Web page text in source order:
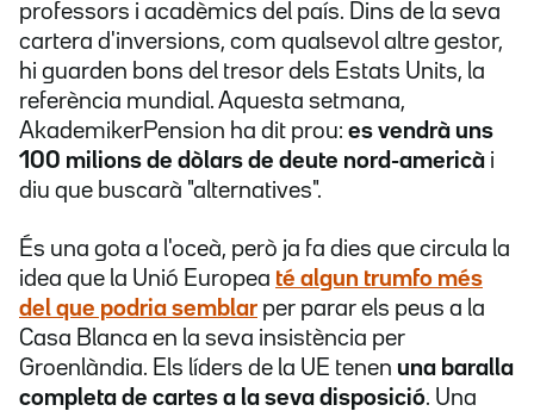
professors i acadèmics del país. Dins de la seva
cartera d'inversions, com qualsevol altre gestor,
hi guarden bons del tresor dels Estats Units, la
referència mundial. Aquesta setmana,
AkademikerPension ha dit prou: es vendrà uns
100 milions de dòlars de deute nord-americà i
diu que buscarà "alternatives".
És una gota a l'oceà, però ja fa dies que circula la
idea que la Unió Europea té algun trumfo més
del que podria semblar per parar els peus a la
Casa Blanca en la seva insistència per
Groenlàndia. Els líders de la UE tenen una baralla
completa de cartes a la seva disposició. Una